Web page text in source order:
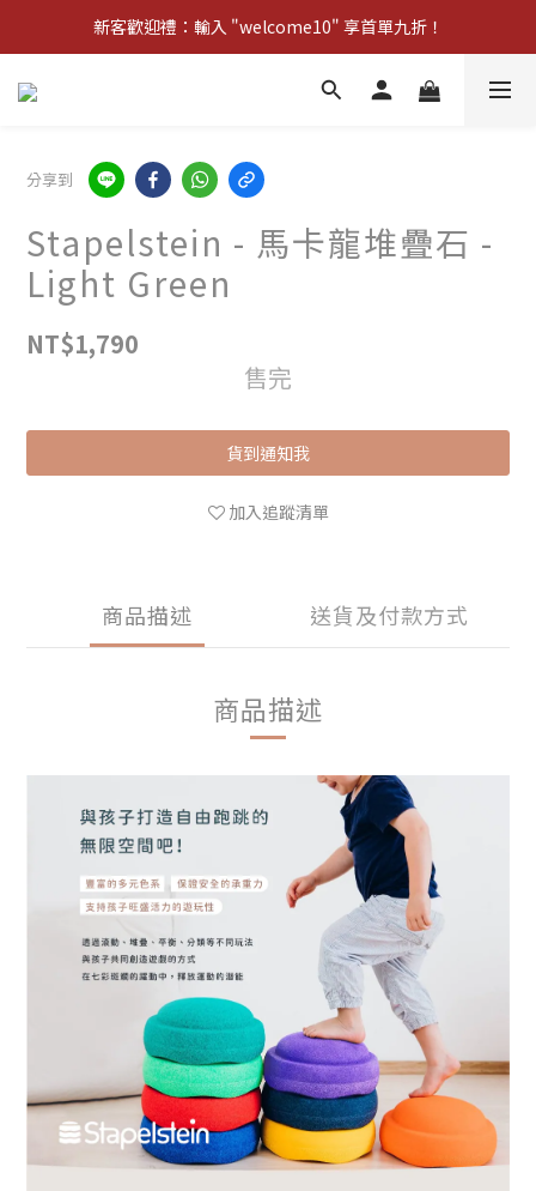
新客歡迎禮：輸入 "welcome10" 享首單九折！
新客歡迎禮：輸入 "welcome10" 享首單九折！
Pom d'Api 畢業特典 · 全品項買一送一
分享到
Stapelstein - 馬卡龍堆疊石 -
Light Green
NT$1,790
售完
貨到通知我
加入追蹤清單
商品描述 送貨及付款方式
商品描述